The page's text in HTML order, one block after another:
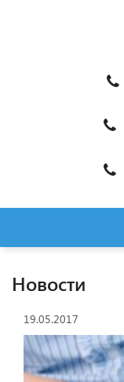
Новости
19.05.2017